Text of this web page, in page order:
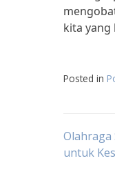
kita yang
Posted in
Post
Olahraga
untuk